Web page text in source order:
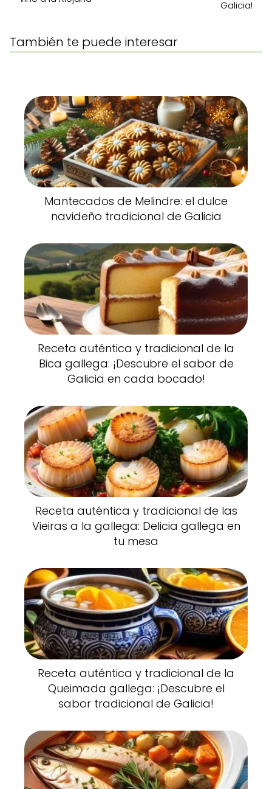
Galicia!
También te puede interesar
Mantecados de Melindre: el dulce
navideño tradicional de Galicia
Receta auténtica y tradicional de la
Bica gallega: ¡Descubre el sabor de
Galicia en cada bocado!
Receta auténtica y tradicional de las
Vieiras a la gallega: Delicia gallega en
tu mesa
Receta auténtica y tradicional de la
Queimada gallega: ¡Descubre el
sabor tradicional de Galicia!